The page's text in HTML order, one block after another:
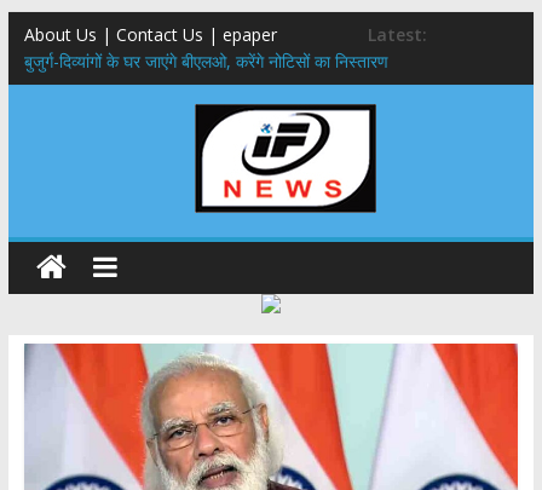
About Us | Contact Us | epaper
Latest:
बुजुर्ग-दिव्यांगों के घर जाएंगे बीएलओ, करेंगे नोटिसों का निस्तारण
24×7 अलर्ट मोड में रहें अधिकारी-मुख्य सचिव मानसून-एसईओसी से मुख्य सचिव ने
की विस्तृत समीक्षा कहा-बंद सड़कों को शीघ्र खोला जाए, लोगों को न हो दिक्कत
459 करोड़ से एचएनबी गढ़वाल विश्वविद्यालय में अनुसंधान संरचना होगी सुदृढ,उच्च
शिक्षा मंत्री धन सिंह रावत ने नवनियुक्त केन्द्रीय शिक्षा मंत्री से की मुलाकात
मुख्यमंत्री से महानिदेशक एनसीसी ने की शिष्टाचार भेंट,उत्तराखण्ड में एनसीसी के
विस्तार एवं आधुनिक आधारभूत संरचना के विकास पर हुई महत्वपूर्ण चर्चा
एमडीडीए बोर्ड बैठक, देहरादून और मसूरी के विकास के लिए 25 बड़े प्रस्तावों को मिली
हरी झंडी